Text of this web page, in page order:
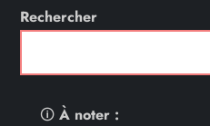
Rechercher
🛈À noter :